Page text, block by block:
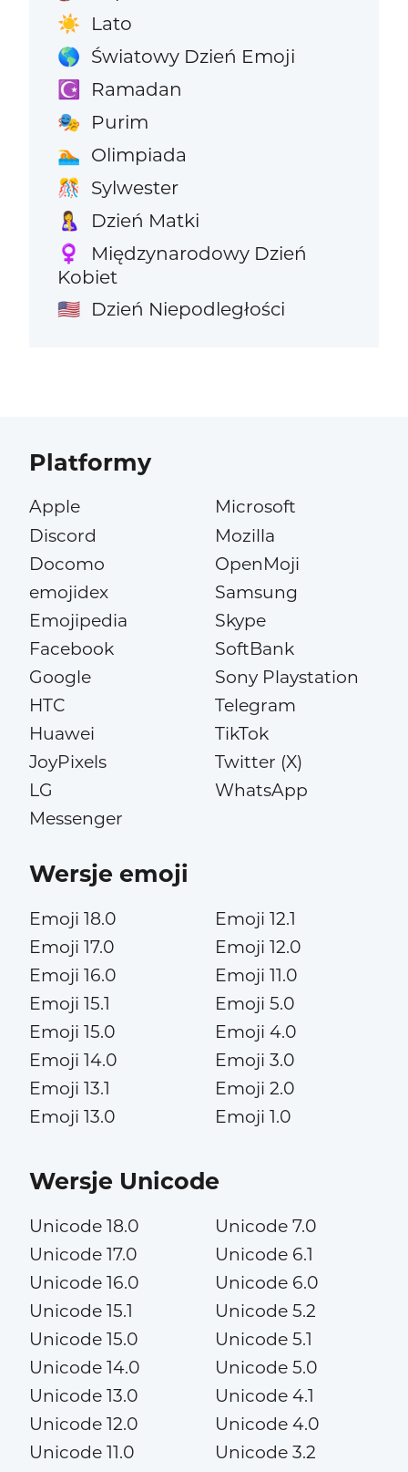
☀️ Lato
🌎 Światowy Dzień Emoji
☪️ Ramadan
🎭 Purim
🏊 Olimpiada
🎊 Sylwester
🤱 Dzień Matki
♀️
Międzynarodowy Dzień
Kobiet
🇺🇸 Dzień Niepodległości
Platformy
Apple
Discord
Docomo
emojidex
Emojipedia
Facebook
Google
HTC
Huawei
JoyPixels
LG
Messenger
Microsoft
Mozilla
OpenMoji
Samsung
Skype
SoftBank
Sony Playstation
Telegram
TikTok
Twitter (X)
WhatsApp
Wersje emoji
Emoji 18.0
Emoji 17.0
Emoji 16.0
Emoji 15.1
Emoji 15.0
Emoji 14.0
Emoji 13.1
Emoji 13.0
Emoji 12.1
Emoji 12.0
Emoji 11.0
Emoji 5.0
Emoji 4.0
Emoji 3.0
Emoji 2.0
Emoji 1.0
Wersje Unicode
Unicode 18.0
Unicode 17.0
Unicode 16.0
Unicode 15.1
Unicode 15.0
Unicode 14.0
Unicode 13.0
Unicode 12.0
Unicode 11.0
Unicode 7.0
Unicode 6.1
Unicode 6.0
Unicode 5.2
Unicode 5.1
Unicode 5.0
Unicode 4.1
Unicode 4.0
Unicode 3.2